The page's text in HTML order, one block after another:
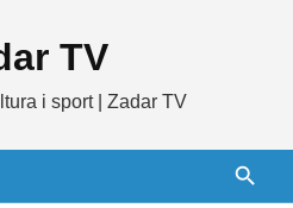
TV
i sport | Zadar TV